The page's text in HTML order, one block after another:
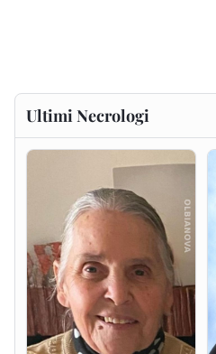
Gesuina Sanna ved. Sanna